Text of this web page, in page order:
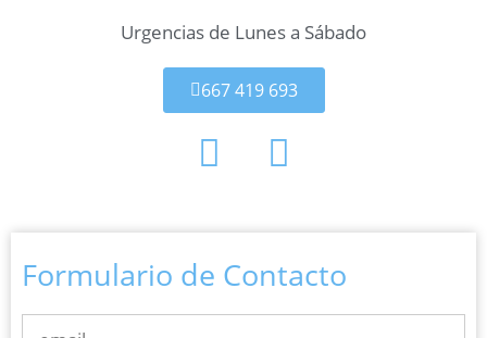
Urgencias de Lunes a Sábado
667 419 693
Formulario de Contacto